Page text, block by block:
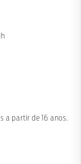
a partir de 16 anos.